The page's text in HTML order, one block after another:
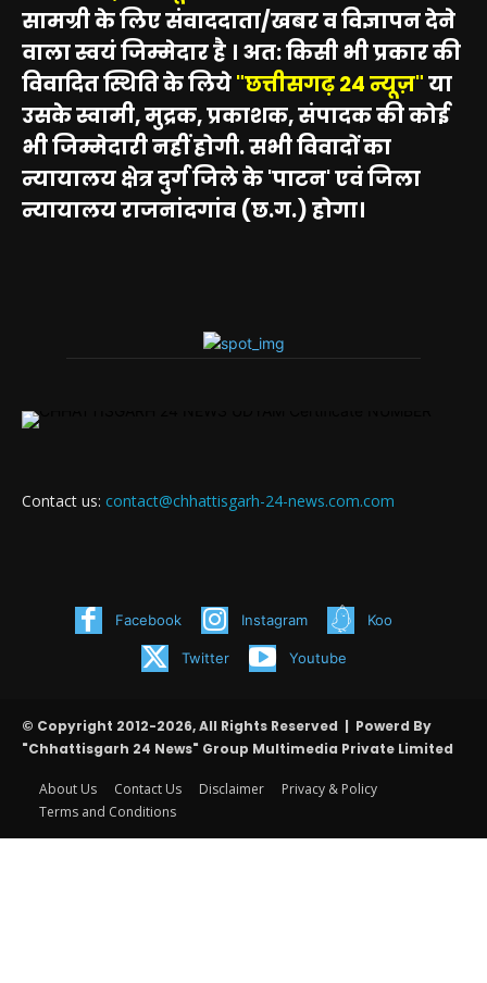
सामग्री के लिए संवाददाता/खबर व विज्ञापन देने
वाला स्वयं जिम्मेदार है । अत: किसी भी प्रकार की
विवादित स्थिति के लिये"छत्तीसगढ़ 24 न्यूज़"या
उसके स्वामी, मुद्रक, प्रकाशक, संपादक की कोई
भी जिम्मेदारी नहीं होगी. सभी विवादों का
न्यायालय क्षेत्र दुर्ग जिले के 'पाटन' एवं जिला
न्यायालय राजनांदगांव (छ.ग.) होगा।
Contact us: contact@chhattisgarh-24-news.com.com
Facebook Instagram Koo
Twitter Youtube
© Copyright 2012-2026, All Rights Reserved | Powerd By
"Chhattisgarh 24 News" Group Multimedia Private Limited
About Us Contact Us Disclaimer
Privacy & Policy
Terms and Conditions